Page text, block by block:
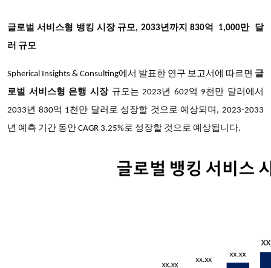
글로벌 서비스형 뱅킹 시장 규모, 2033년까지 830억
1,000만 달
러 규모
Spherical Insights & Consulting에서 발표한 연구 보고서에 따르면 글
로벌 서비스형 은행 시장 규모는 2023년 602억 9천만 달러에서
2033년 830억 1천만 달러로 성장할 것으로 예상되며, 2023-2033
년 예측 기간 동안 CAGR 3.25%로 성장할 것으로 예상됩니다.